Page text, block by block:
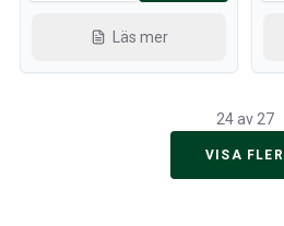
Läs mer
24 av 27
VISA FLER